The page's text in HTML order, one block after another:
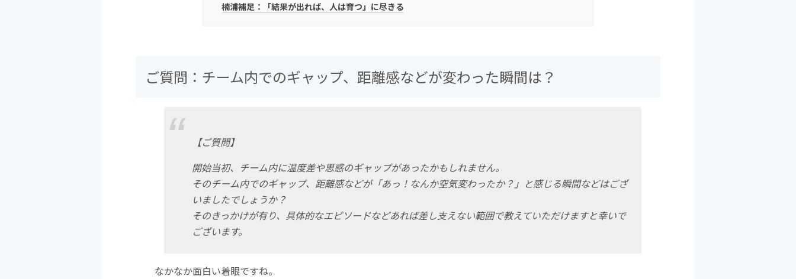
楠浦補足：「結果が出れば、人は育つ」に尽きる
ご質問：チーム内でのギャップ、距離感などが変わった瞬間は？
【ご質問】
開始当初、チーム内に温度差や思惑のギャップがあったかもしれません。
そのチーム内でのギャップ、距離感などが「あっ！なんか空気変わったか？」と感じる瞬間などはござ
いましたでしょうか？
そのきっかけが有り、具体的なエピソードなどあれば差し支えない範囲で教えていただけますと幸いで
ございます。
なかなか面白い着眼ですね。